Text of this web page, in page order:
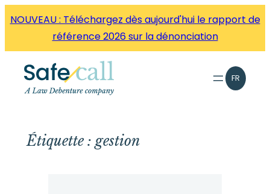
directement
contenu
NOUVEAU : Téléchargez dès aujourd'hui le rapport de
référence 2026 sur la dénonciation
FR
Étiquette : gestion